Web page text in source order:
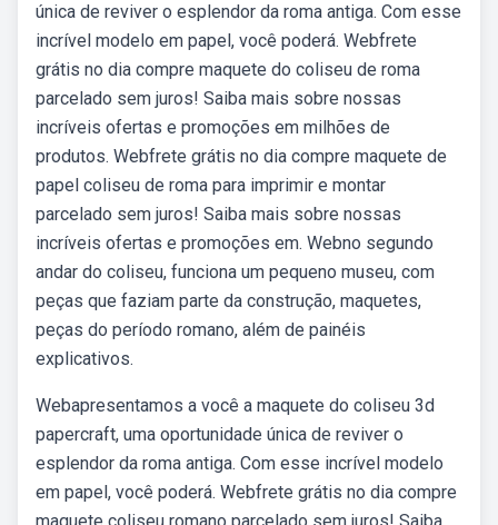
única de reviver o esplendor da roma antiga. Com esse
incrível modelo em papel, você poderá. Webfrete
grátis no dia compre maquete do coliseu de roma
parcelado sem juros! Saiba mais sobre nossas
incríveis ofertas e promoções em milhões de
produtos. Webfrete grátis no dia compre maquete de
papel coliseu de roma para imprimir e montar
parcelado sem juros! Saiba mais sobre nossas
incríveis ofertas e promoções em. Webno segundo
andar do coliseu, funciona um pequeno museu, com
peças que faziam parte da construção, maquetes,
peças do período romano, além de painéis
explicativos.
Webapresentamos a você a maquete do coliseu 3d
papercraft, uma oportunidade única de reviver o
esplendor da roma antiga. Com esse incrível modelo
em papel, você poderá. Webfrete grátis no dia compre